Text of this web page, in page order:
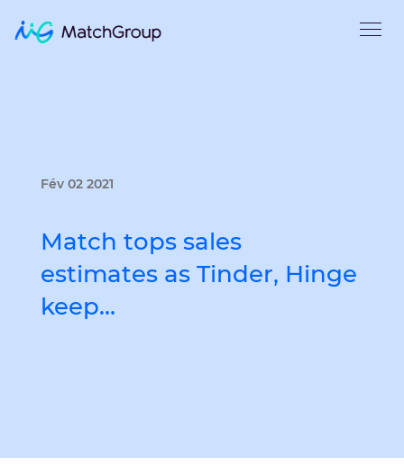
Fév 02 2021
Match tops sales
estimates as Tinder, Hinge
keep…